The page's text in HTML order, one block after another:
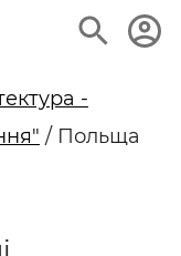
-
/ Польща